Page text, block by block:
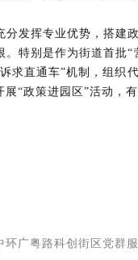
分发挥专业优势，搭建
。特别是作为街道首批“
求直通车”机制，组织
“政策进园区”活动，
广粤路科创街区党群